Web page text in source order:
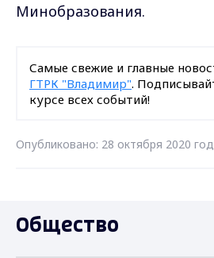
Минобразования.
Самые свежие и главные
ГТРК "Владимир".
курсе всех событий!
Опубликовано: 28 октября 2020
Общество